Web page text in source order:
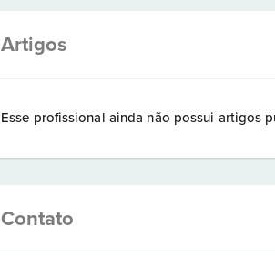
Artigos
Esse profissional ainda não possui artigos
Contato